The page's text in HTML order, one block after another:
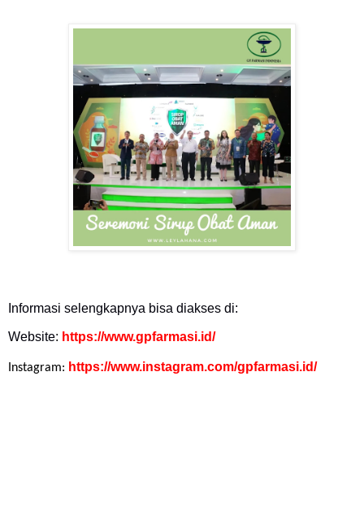
Informasi selengkapnya bisa diakses di:
Website: https://www.gpfarmasi.id/
Instagram: https://www.instagram.com/gpfarmasi.id/